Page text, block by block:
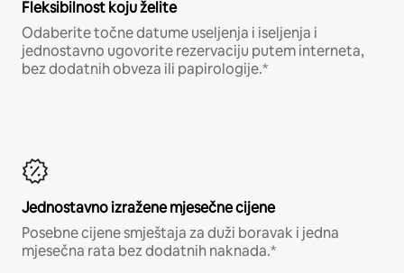
Fleksibilnost koju želite
Odaberite točne datume useljenja i iseljenja i
jednostavno ugovorite rezervaciju putem interneta,
bez dodatnih obveza ili papirologije.*
Jednostavno izražene mjesečne cijene
Posebne cijene smještaja za duži boravak i jedna
mjesečna rata bez dodatnih naknada.*